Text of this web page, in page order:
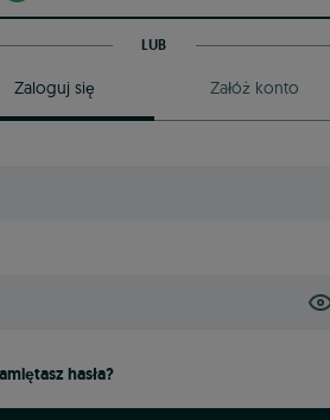
LUB
Zaloguj się Załóż konto
hasła?